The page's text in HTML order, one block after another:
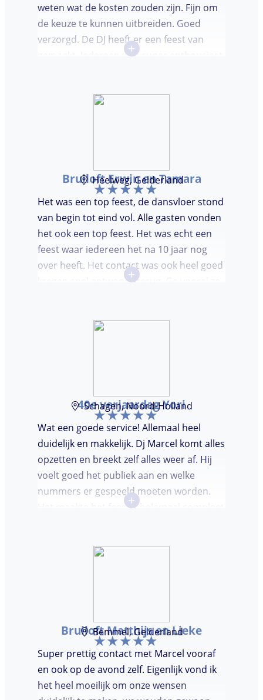
weten wat de kosten zouden zijn. Fijn om
de keuze te kunnen uitbreiden. Goed
verzorgd. De DJ heeft er een feest van
gemaakt. Iedereen was super enthousiast,
over de DJ. Bij deze Marcel, top gedaan en
+
Bruiloft Erwin en Tamara
Heelweg, Gelderland
Het was een top feest, de dansvloer stond
van begin tot eind vol. Alle gasten vonden
het ook een top feest. Het was echt een
feest waar iedereen het na 10 jaar nog
over heeft. Het contact was ook heel goed
kregen snel antwoord terug. Ga vooral zo
+
40e verjaardag Yori
Schagen, Noord-Holland
Wat een goede service! Allemaal heel
duidelijk en makkelijk. Dj Marcel komt alles
opzetten en breekt zelf alles weer af. Hij
voelt goed het publiek aan en welke
nummers er gespeeld moeten worden.
Het maakte het feestje helemaal compleet
+
Bruiloft Matthijs en Lieke
Bemmel, Gelderland
Super prettig contact met Marcel vooraf
en ook op de avond zelf. Eigenlijk vond ik
het heel moeilijk om onze wensen